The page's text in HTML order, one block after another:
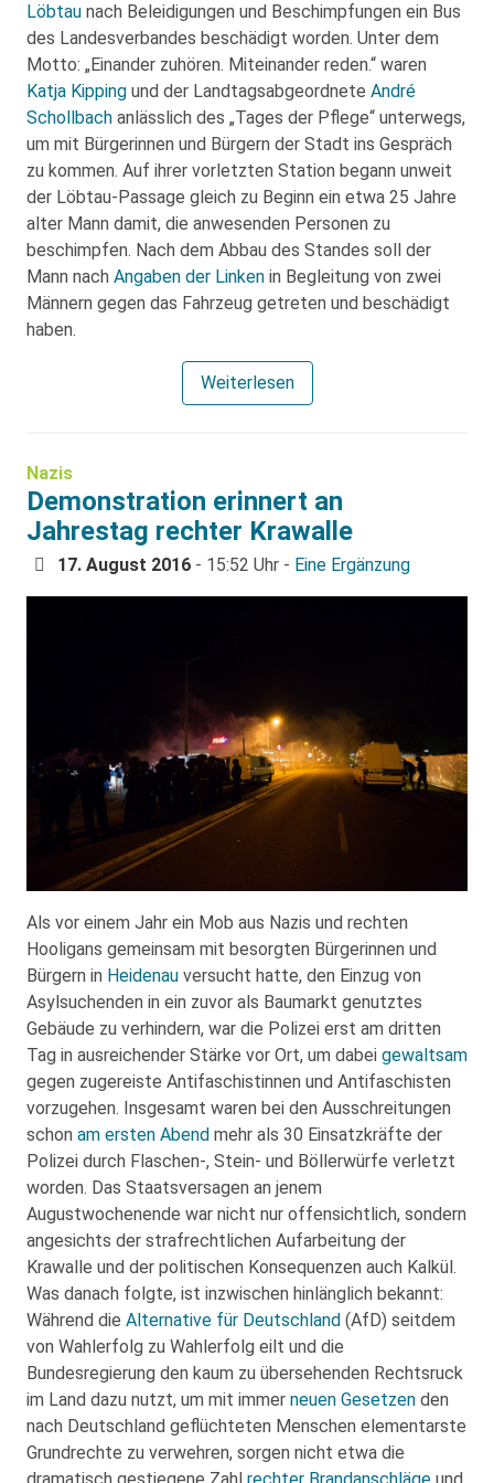
Löbtau nach Beleidigungen und Beschimpfungen ein Bus
des Landesverbandes beschädigt worden. Unter dem
Motto: „Einander zuhören. Miteinander reden.“ waren
Katja Kipping und der Landtagsabgeordnete André
Schollbach anlässlich des „Tages der Pflege“ unterwegs,
um mit Bürgerinnen und Bürgern der Stadt ins Gespräch
zu kommen. Auf ihrer vorletzten Station begann unweit
der Löbtau-Passage gleich zu Beginn ein etwa 25 Jahre
alter Mann damit, die anwesenden Personen zu
beschimpfen. Nach dem Abbau des Standes soll der
Mann nach Angaben der Linken in Begleitung von zwei
Männern gegen das Fahrzeug getreten und beschädigt
haben.
Weiterlesen
Nazis
Demonstration erinnert an
Jahrestag rechter Krawalle
17. August 2016 - 15:52 Uhr - Eine Ergänzung
Als vor einem Jahr ein Mob aus Nazis und rechten
Hooligans gemeinsam mit besorgten Bürgerinnen und
Bürgern in Heidenau versucht hatte, den Einzug von
Asylsuchenden in ein zuvor als Baumarkt genutztes
Gebäude zu verhindern, war die Polizei erst am dritten
Tag in ausreichender Stärke vor Ort, um dabei gewaltsam
gegen zugereiste Antifaschistinnen und Antifaschisten
vorzugehen. Insgesamt waren bei den Ausschreitungen
schon am ersten Abend mehr als 30 Einsatzkräfte der
Polizei durch Flaschen-, Stein- und Böllerwürfe verletzt
worden. Das Staatsversagen an jenem
Augustwochenende war nicht nur offensichtlich, sondern
angesichts der strafrechtlichen Aufarbeitung der
Krawalle und der politischen Konsequenzen auch Kalkül.
Was danach folgte, ist inzwischen hinlänglich bekannt:
Während die Alternative für Deutschland (AfD) seitdem
von Wahlerfolg zu Wahlerfolg eilt und die
Bundesregierung den kaum zu übersehenden Rechtsruck
im Land dazu nutzt, um mit immer neuen Gesetzen den
nach Deutschland geflüchteten Menschen elementarste
Grundrechte zu verwehren, sorgen nicht etwa die
dramatisch gestiegene Zahl rechter Brandanschläge und